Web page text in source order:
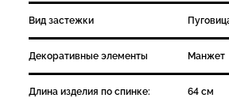
Вид застежки
Декоративные элементы Манжет
Длина изделия по спинке: 64 см